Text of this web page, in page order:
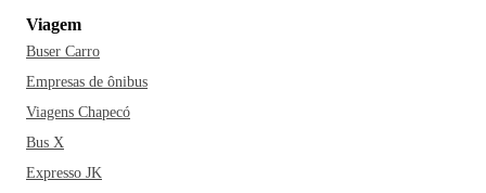
bastante preocupado com a preservação ambiental. Dentre
os eventos mais populares realizados pela cidade estão o
Cascavel de Ouro, prova automobilística brasileira
considerada a principal do Brasil na categoria Turismo, a
Feira Agropecuária e Industrial de Cascavel (Expovel) e a
Viagem
Buser Carro
Empresas de ônibus
Viagens Chapecó
Bus X
Expresso JK